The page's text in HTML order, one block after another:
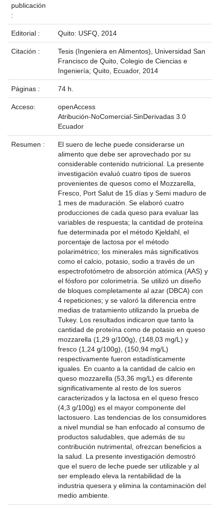
publicación
:
Editorial : Quito: USFQ, 2014
Citación :
Tesis (Ingeniera en Alimentos), Universidad San
Francisco de Quito, Colegio de Ciencias e
Ingeniería; Quito, Ecuador, 2014
Páginas : 74 h.
Acceso:
openAccess
Atribución-NoComercial-SinDerivadas 3.0
Ecuador
Resumen :
El suero de leche puede considerarse un
alimento que debe ser aprovechado por su
considerable contenido nutricional. La presente
investigación evaluó cuatro tipos de sueros
provenientes de quesos como el Mozzarella,
Fresco, Port Salut de 15 días y Semi maduro de
1 mes de maduración. Se elaboró cuatro
producciones de cada queso para evaluar las
variables de respuesta; la cantidad de proteína
fue determinada por el método Kjeldahl, el
porcentaje de lactosa por el método
polarimétrico; los minerales más significativos
como el calcio, potasio, sodio a través de un
espectrofotómetro de absorción atómica (AAS) y
el fósforo por colorimetría. Se utilizó un diseño
de bloques completamente al azar (DBCA) con
4 repeticiones; y se valoró la diferencia entre
medias de tratamiento utilizando la prueba de
Tukey. Los resultados indicaron que tanto la
cantidad de proteína como de potasio en queso
mozzarella (1,29 g/100g), (148,03 mg/L) y
fresco (1,24 g/100g), (150,94 mg/L)
respectivamente fueron estadísticamente
iguales. En cuanto a la cantidad de calcio en
queso mozzarella (53,36 mg/L) es diferente
significativamente al resto de los sueros
caracterizados y la lactosa en el queso fresco
(4,3 g/100g) es el mayor componente del
lactosuero. Las tendencias de los consumidores
a nivel mundial se han enfocado al consumo de
productos saludables, que además de su
contribución nutrimental, ofrezcan beneficios a
la salud. La presente investigación demostró
que el suero de leche puede ser utilizable y al
ser empleado eleva la rentabilidad de la
industria quesera y elimina la contaminación del
medio ambiente.